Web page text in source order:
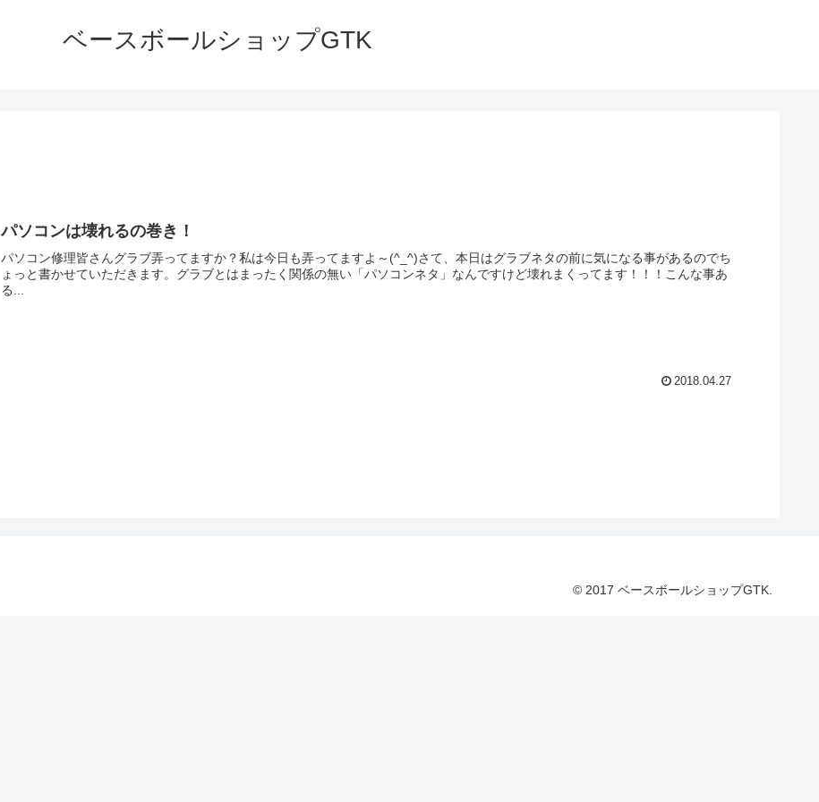
ベースボールショップGTK
パソコンは壊れるの巻き！
パソコン修理皆さんグラブ弄ってますか？私は今日も弄ってますよ～(^_^)さて、本日はグラブネタの前に気になる事があるのでち
ょっと書かせていただきます。グラブとはまったく関係の無い「パソコンネタ」なんですけど壊れまくってます！！！こんな事あ
る...
2018.04.27
© 2017 ベースボールショップGTK.